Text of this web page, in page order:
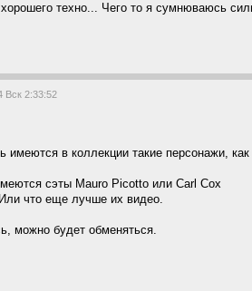
техно... Чего то я сумнюваюсь
Вск 2:33:52
имеются в коллекции такие персонажи,
сэты Mauro Picotto или Carl Cox
что еще лучше их видео.
можно будет обменяться.